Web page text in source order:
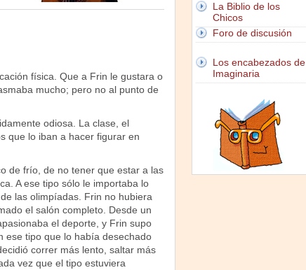
física. Que a Frin le gustara o
mucho; pero no al punto de
odiosa. La clase, el
que lo iban a hacer figurar en
de frío, de no tener que estar a las
A ese tipo sólo le importaba lo
las olimpíadas. Frin no hubiera
el salón completo. Desde un
el deporte, y Frin supo
ese tipo que lo había desechado
correr más lento, saltar más
vez que el tipo estuviera
La Biblio de los
Chicos
Foro de discusión
Los encabezados de
Imaginaria